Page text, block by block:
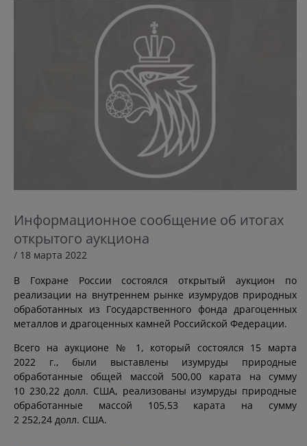
Информационное сообщение об итогах
открытого аукциона
/ 18 марта 2022
В Гохране России состоялся открытый аукцион по
реализации на внутреннем рынке изумрудов природных
обработанных из Государственного фонда драгоценных
металлов и драгоценных камней Российской Федерации.
Всего на аукционе № 1, который состоялся 15 марта
2022 г., были выставлены изумруды природные
обработанные общей массой 500,00 карата на сумму
10 230,22 долл. США, реализованы изумруды природные
обработанные массой 105,53 карата на сумму
2 252,24 долл. США.